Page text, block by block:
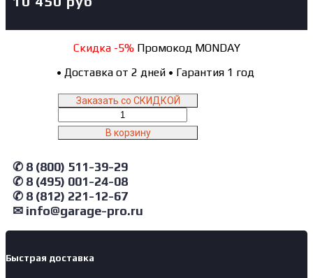
Скидка -5%Промокод MONDAY
• Доставка от 2 дней • Гарантия 1 год
Заказать со СКИДКОЙ
товара
01-
NORDBERG
Клапан
переключения
для
домкрата
N402
В корзину
✆ 8 (800) 511-39-29
✆ 8 (495) 001-24-08
✆ 8 (812) 221-12-67
✉ info@garage-pro.ru
Быстрая доставка